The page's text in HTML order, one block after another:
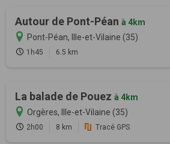
Autour de Pont-Péan à 4km
Pont-Péan, Ille-et-Vilaine (35)
1h45 6.5 km
La balade de Pouez à 4km
Orgères, Ille-et-Vilaine (35)
2h00 8 km Tracé GPS